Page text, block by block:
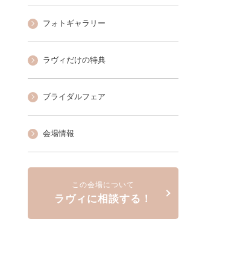
フォトギャラリー
ラヴィだけの特典
ブライダルフェア
会場情報
この会場について
ラヴィに相談する！